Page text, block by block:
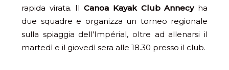
rapida virata. IlCanoa Kayak Club Annecy ha
due squadre e organizza un torneo regionale
sulla spiaggia dell’Impérial, oltre ad allenarsi il
martedì e il giovedì sera alle 18.30 presso il club.